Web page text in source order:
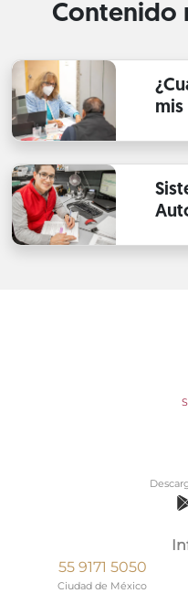
Contenido
mis
55 9171 5050
Ciudad de México